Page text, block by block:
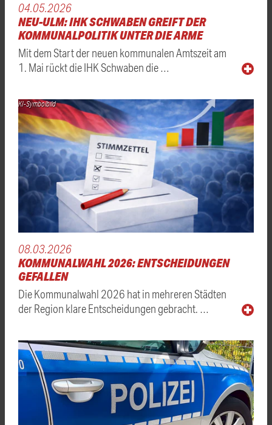
04.05.2026
NEU-ULM: IHK SCHWABEN GREIFT DER
KOMMUNALPOLITIK UNTER DIE ARME
Mit dem Start der neuen kommunalen Amtszeit am
1. Mai rückt die IHK Schwaben die …
KI-Symbolbild
08.03.2026
KOMMUNALWAHL 2026: ENTSCHEIDUNGEN
GEFALLEN
Die Kommunalwahl 2026 hat in mehreren Städten
der Region klare Entscheidungen gebracht. …